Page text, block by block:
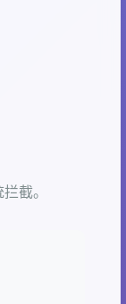
截。